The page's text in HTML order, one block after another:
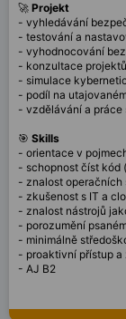
🚀 Projekt
- vyhledávání
- testování a
- vyhodnocování
- konzultace
- simulace
- podíl na
- vzdělávání a práce
🎯 Skills
- orientace v
- schopnost číst kód
- znalost operačních
- zkušenost s IT a
- znalost nástrojů
- porozumění
- minimálně
- proaktivní přístup
- AJ B2